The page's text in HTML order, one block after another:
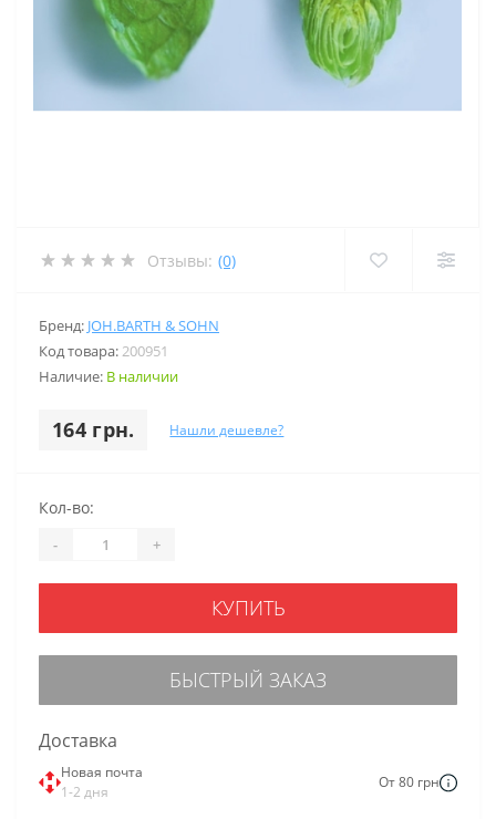
Отзывы: (0)
Бренд: JOH.BARTH & SOHN
Код товара:200951
Наличие: В наличии
164 грн. Нашли дешевле?
Кол-во:
- +
КУПИТЬ
БЫСТРЫЙ ЗАКАЗ
Доставка
Новая почта
1-2 дня
От 80 грн